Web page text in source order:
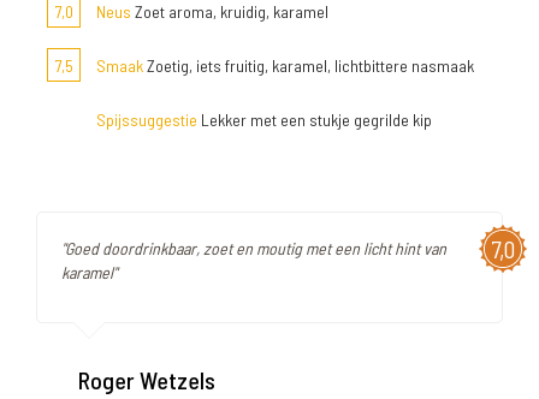
7,0 Neus Zoet aroma, kruidig, karamel
7,5 SmaakZoetig, iets fruitig, karamel, lichtbittere nasmaak
Spijssuggestie Lekker met een stukje gegrilde kip
7,0
"Goed doordrinkbaar, zoet en moutig met een licht hint van
karamel"
Roger Wetzels